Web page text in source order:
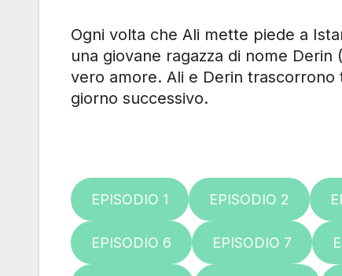
Ogni volta che Ali mette piede a
una giovane ragazza di nome
vero amore. Ali e Derin
giorno successivo.
EPISODIO 1 EPISODIO 2
EPISODIO 6 EPISODIO 7